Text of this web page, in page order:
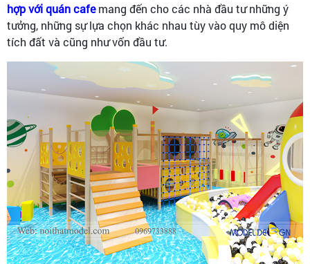
hợp với quán cafemang đến cho các nhà đầu tư những ý
tưởng, những sự lựa chọn khác nhau tùy vào quy mô diện
tích đất và cũng như vốn đầu tư.